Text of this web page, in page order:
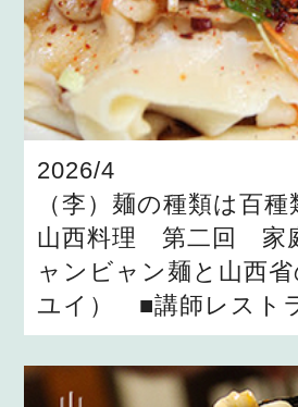
2026/4
（李）麺の種類は百
山西料理 第二回 家
ャンビャン麺と山西
ユイ） ■講師レスト